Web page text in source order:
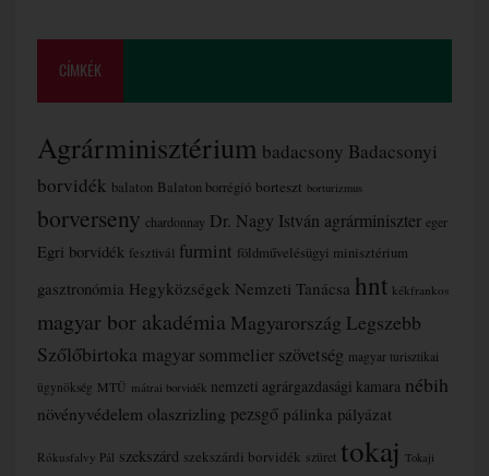
CÍMKÉK
Agrárminisztérium badacsony Badacsonyi
borvidék balaton Balaton borrégió borteszt borturizmus
borverseny chardonnay Dr. Nagy István agrárminiszter eger
Egri borvidék fesztivál furmint földművelésügyi minisztérium
gasztronómia Hegyközségek Nemzeti Tanácsa hnt kékfrankos
magyar bor akadémia Magyarország Legszebb
Szőlőbirtoka magyar sommelier szövetség magyar turisztikai
ügynökség MTÜ mátrai borvidék nemzeti agrárgazdasági kamara nébih
növényvédelem olaszrizling pezsgő pálinka pályázat
Rókusfalvy Pál szekszárd szekszárdi borvidék szüret tokaj Tokaji